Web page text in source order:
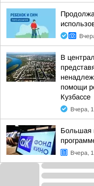
В
помощи
Кузбассе
Вчера,
Большая
Вчера,